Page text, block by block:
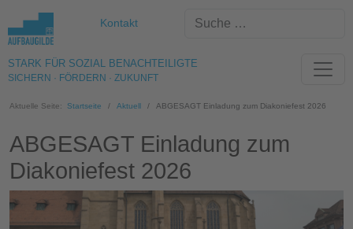
Kontakt
STARK FÜR SOZIAL BENACHTEILIGTE
SICHERN · FÖRDERN · ZUKUNFT
Aktuelle Seite: Startseite Aktuell ABGESAGT Einladung zum Diakoniefest 2026
ABGESAGT Einladung zum
Diakoniefest 2026